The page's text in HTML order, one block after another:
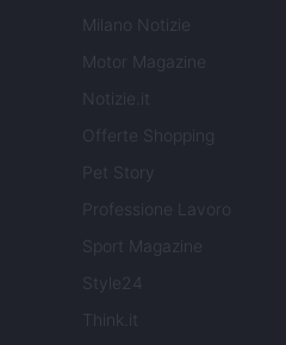
Milano Notizie
Motor Magazine
Notizie.it
Offerte Shopping
Pet Story
Professione Lavoro
Sport Magazine
Style24
Think.it